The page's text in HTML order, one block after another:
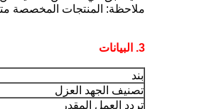
ملاحظة: المنتجات المخصصة
3. البيانات
بند
تصنيف الجهد العزل
تردد العمل المقدر